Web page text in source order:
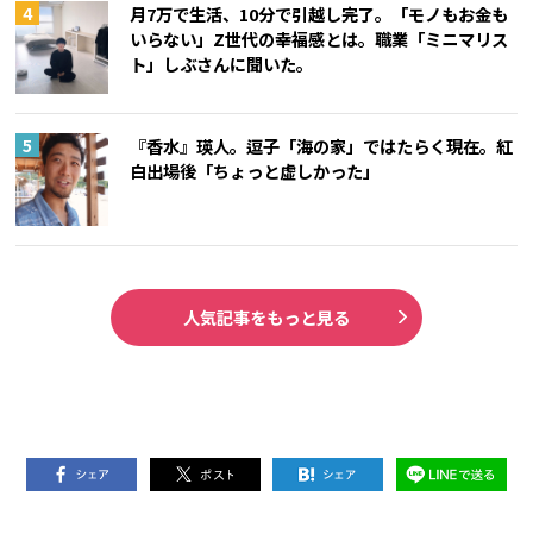
月7万で生活、10分で引越し完了。「モノもお金も
いらない」Z世代の幸福感とは。職業「ミニマリス
ト」しぶさんに聞いた。
『香水』瑛人。逗子「海の家」ではたらく現在。紅
白出場後「ちょっと虚しかった」
人気記事をもっと見る